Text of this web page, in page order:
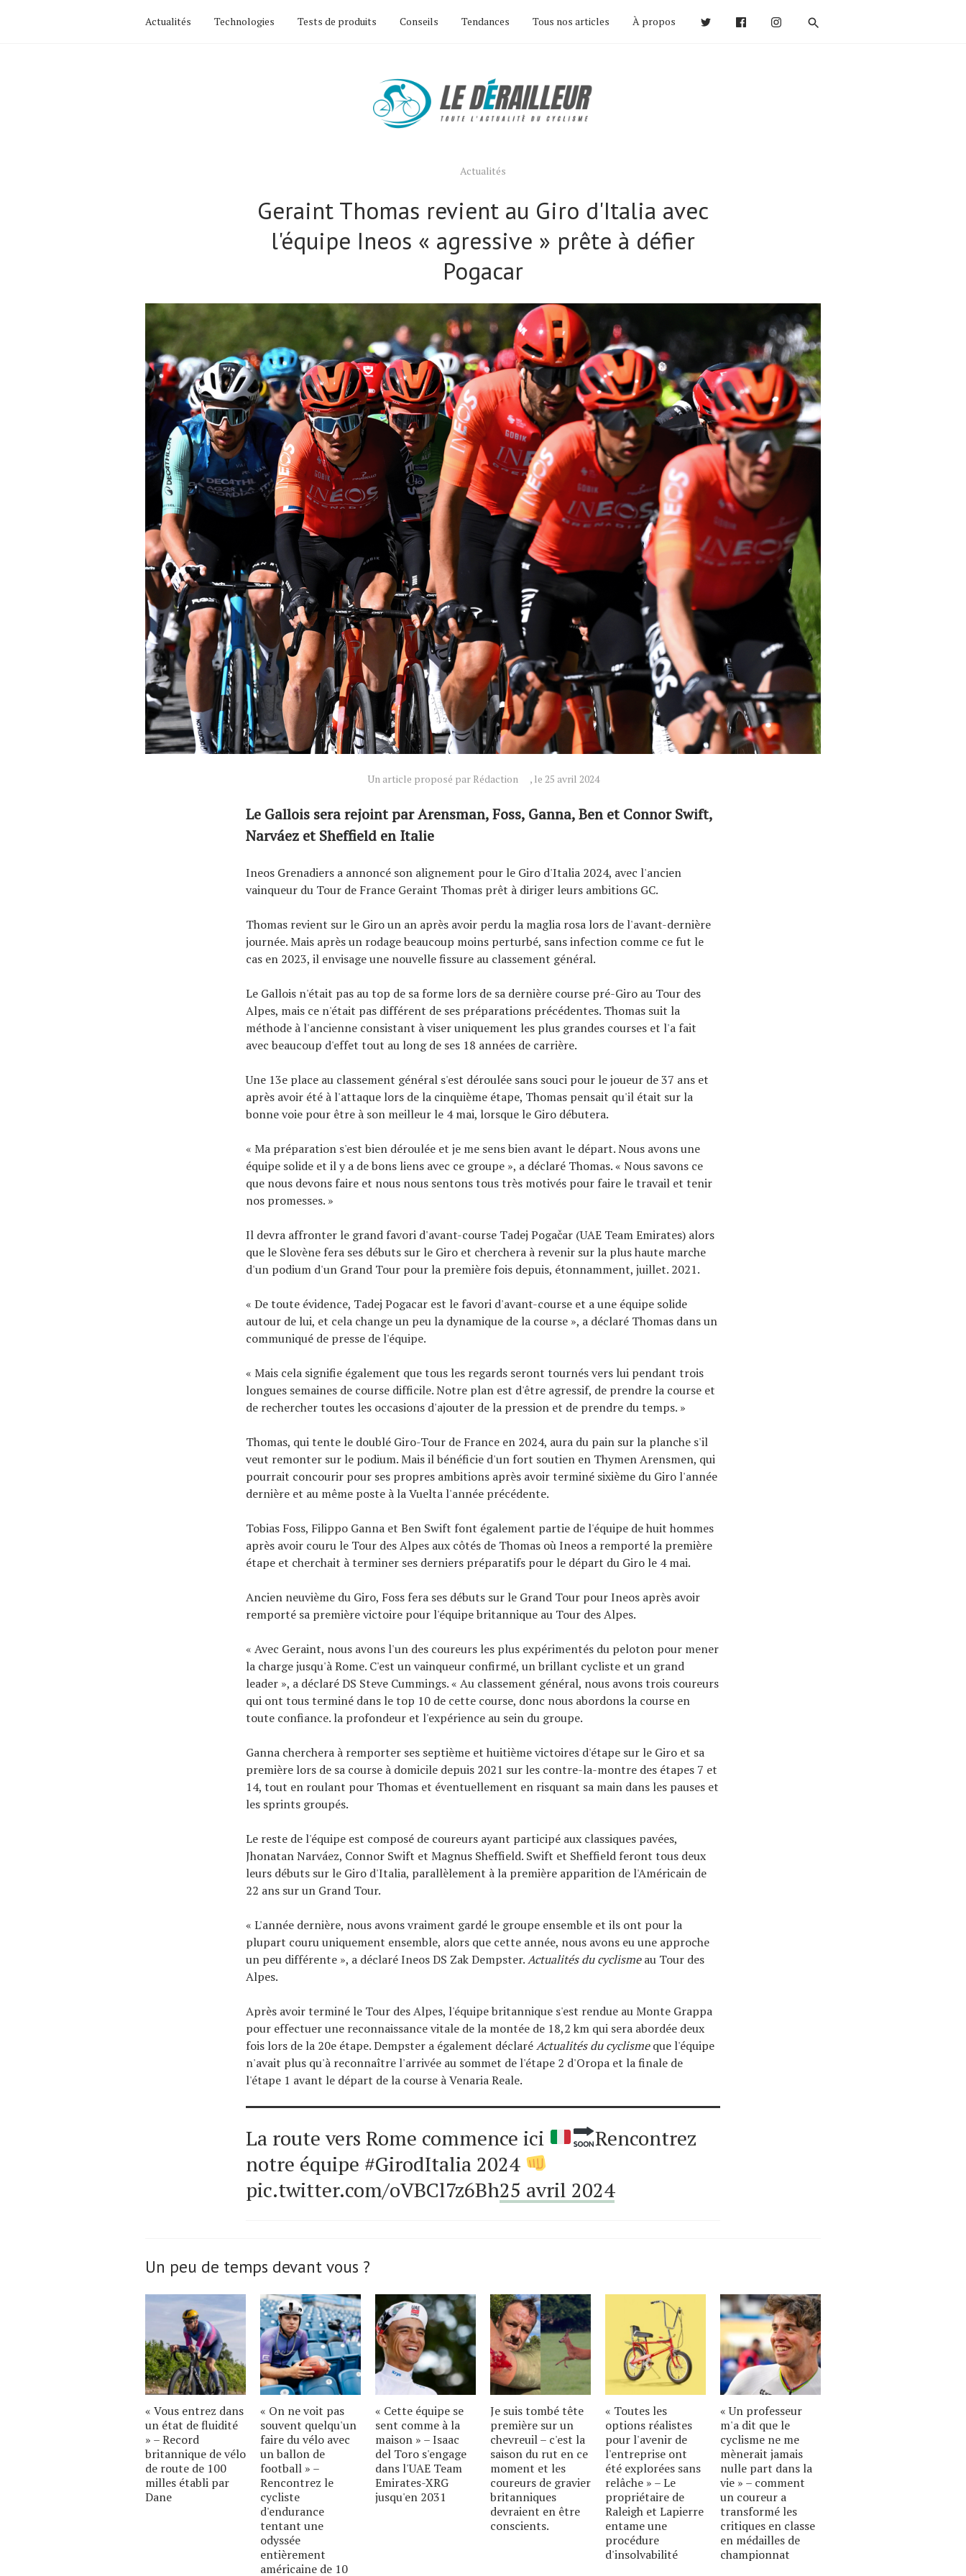
Actualités Technologies Tests de produits Conseils Tendances Tous nos articles À propos
Actualités
Geraint Thomas revient au Giro d'Italia avec
l'équipe Ineos « agressive » prête à défier
Pogacar
Un article proposé par Rédaction , le 25 avril 2024
Le Gallois sera rejoint par Arensman, Foss, Ganna, Ben et Connor Swift,
Narváez et Sheffield en Italie
Ineos Grenadiers a annoncé son alignement pour le Giro d'Italia 2024, avec l'ancien
vainqueur du Tour de France Geraint Thomas prêt à diriger leurs ambitions GC.
Thomas revient sur le Giro un an après avoir perdu la maglia rosa lors de l'avant-dernière
journée. Mais après un rodage beaucoup moins perturbé, sans infection comme ce fut le
cas en 2023, il envisage une nouvelle fissure au classement général.
Le Gallois n'était pas au top de sa forme lors de sa dernière course pré-Giro au Tour des
Alpes, mais ce n'était pas différent de ses préparations précédentes. Thomas suit la
méthode à l'ancienne consistant à viser uniquement les plus grandes courses et l'a fait
avec beaucoup d'effet tout au long de ses 18 années de carrière.
Une 13e place au classement général s'est déroulée sans souci pour le joueur de 37 ans et
après avoir été à l'attaque lors de la cinquième étape, Thomas pensait qu'il était sur la
bonne voie pour être à son meilleur le 4 mai, lorsque le Giro débutera.
« Ma préparation s'est bien déroulée et je me sens bien avant le départ. Nous avons une
équipe solide et il y a de bons liens avec ce groupe », a déclaré Thomas. « Nous savons ce
que nous devons faire et nous nous sentons tous très motivés pour faire le travail et tenir
nos promesses. »
Il devra affronter le grand favori d'avant-course Tadej Pogačar (UAE Team Emirates) alors
que le Slovène fera ses débuts sur le Giro et cherchera à revenir sur la plus haute marche
d'un podium d'un Grand Tour pour la première fois depuis, étonnamment, juillet. 2021.
« De toute évidence, Tadej Pogacar est le favori d'avant-course et a une équipe solide
autour de lui, et cela change un peu la dynamique de la course », a déclaré Thomas dans un
communiqué de presse de l'équipe.
« Mais cela signifie également que tous les regards seront tournés vers lui pendant trois
longues semaines de course difficile. Notre plan est d'être agressif, de prendre la course et
de rechercher toutes les occasions d'ajouter de la pression et de prendre du temps. »
Thomas, qui tente le doublé Giro-Tour de France en 2024, aura du pain sur la planche s'il
veut remonter sur le podium. Mais il bénéficie d'un fort soutien en Thymen Arensmen, qui
pourrait concourir pour ses propres ambitions après avoir terminé sixième du Giro l'année
dernière et au même poste à la Vuelta l'année précédente.
Tobias Foss, Filippo Ganna et Ben Swift font également partie de l'équipe de huit hommes
après avoir couru le Tour des Alpes aux côtés de Thomas où Ineos a remporté la première
étape et cherchait à terminer ses derniers préparatifs pour le départ du Giro le 4 mai.
Ancien neuvième du Giro, Foss fera ses débuts sur le Grand Tour pour Ineos après avoir
remporté sa première victoire pour l'équipe britannique au Tour des Alpes.
« Avec Geraint, nous avons l'un des coureurs les plus expérimentés du peloton pour mener
la charge jusqu'à Rome. C'est un vainqueur confirmé, un brillant cycliste et un grand
leader », a déclaré DS Steve Cummings. « Au classement général, nous avons trois coureurs
qui ont tous terminé dans le top 10 de cette course, donc nous abordons la course en
toute confiance. la profondeur et l'expérience au sein du groupe.
Ganna cherchera à remporter ses septième et huitième victoires d'étape sur le Giro et sa
première lors de sa course à domicile depuis 2021 sur les contre-la-montre des étapes 7 et
14, tout en roulant pour Thomas et éventuellement en risquant sa main dans les pauses et
les sprints groupés.
Le reste de l'équipe est composé de coureurs ayant participé aux classiques pavées,
Jhonatan Narváez, Connor Swift et Magnus Sheffield. Swift et Sheffield feront tous deux
leurs débuts sur le Giro d'Italia, parallèlement à la première apparition de l'Américain de
22 ans sur un Grand Tour.
« L'année dernière, nous avons vraiment gardé le groupe ensemble et ils ont pour la
plupart couru uniquement ensemble, alors que cette année, nous avons eu une approche
un peu différente », a déclaré Ineos DS Zak Dempster.Actualités du cyclismeau Tour des
Alpes.
Après avoir terminé le Tour des Alpes, l'équipe britannique s'est rendue au Monte Grappa
pour effectuer une reconnaissance vitale de la montée de 18,2 km qui sera abordée deux
fois lors de la 20e étape. Dempster a également déclaréActualités du cyclismeque l'équipe
n'avait plus qu'à reconnaître l'arrivée au sommet de l'étape 2 d'Oropa et la finale de
l'étape 1 avant le départ de la course à Venaria Reale.
La route vers Rome commence ici
Rencontrez
notre équipe #GirodItalia 2024
pic.twitter.com/oVBCl7z6Bh25 avril 2024
Un peu de temps devant vous ?
« Vous entrez dans
un état de fluidité
» – Record
britannique de vélo
de route de 100
milles établi par
Dane
« On ne voit pas
souvent quelqu'un
faire du vélo avec
un ballon de
football » –
Rencontrez le
cycliste
d'endurance
tentant une
odyssée
entièrement
américaine de 10
« Cette équipe se
sent comme à la
maison » – Isaac
del Toro s'engage
dans l'UAE Team
Emirates-XRG
jusqu'en 2031
Je suis tombé tête
première sur un
chevreuil – c'est la
saison du rut en ce
moment et les
coureurs de gravier
britanniques
devraient en être
conscients.
« Toutes les
options réalistes
pour l'avenir de
l'entreprise ont
été explorées sans
relâche » – Le
propriétaire de
Raleigh et Lapierre
entame une
procédure
d'insolvabilité
« Un professeur
m'a dit que le
cyclisme ne me
mènerait jamais
nulle part dans la
vie » – comment
un coureur a
transformé les
critiques en classe
en médailles de
championnat